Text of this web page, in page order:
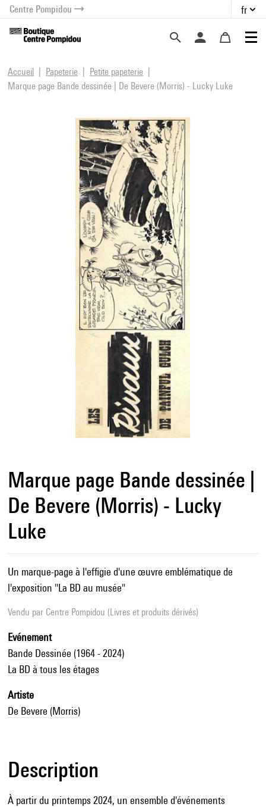
menu
contenu
Centre Pompidou fr
Accueil Papeterie
Petite papeterie
Marque page Bande dessinée | De Bevere (Morris) - Lucky Luke
Marque page Bande dessinée |
De Bevere (Morris) - Lucky
Luke
Un marque-page à l'effigie d'une œuvre emblématique de
l'exposition "La BD au musée"
Vendu par Centre Pompidou (Livres et produits dérivés)
Evénement
Bande Dessinée (1964 - 2024)
La BD à tous les étages
Artiste
De Bevere (Morris)
Description
À partir du printemps 2024, un ensemble d'événements